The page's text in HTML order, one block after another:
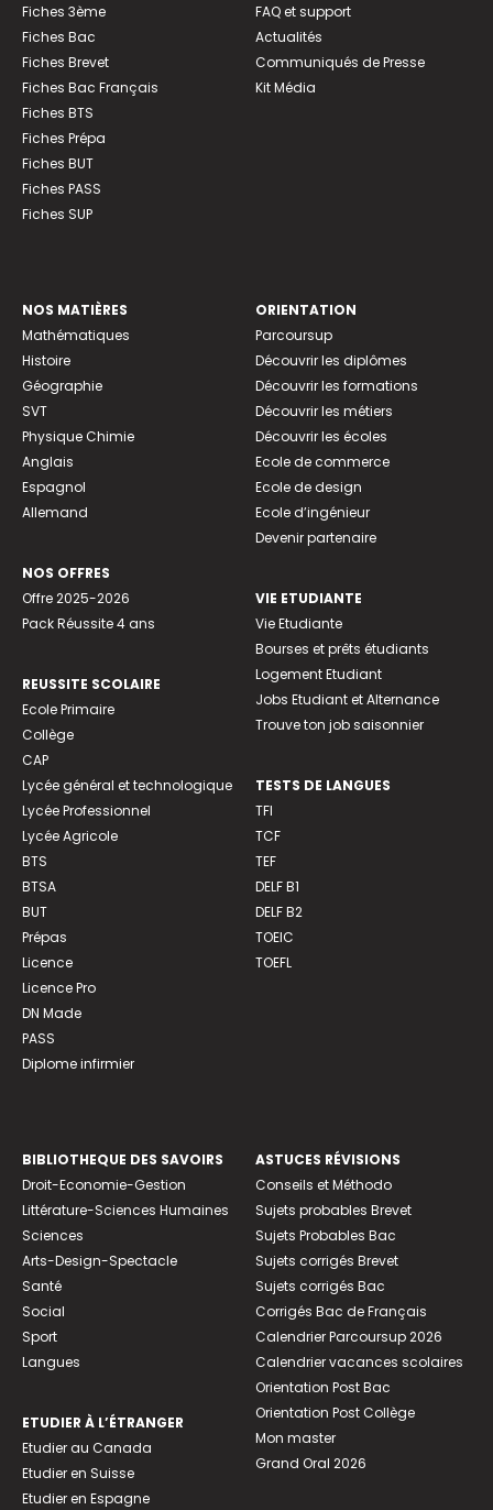
Fiches 3ème
Fiches Bac
Fiches Brevet
Fiches Bac Français
Fiches BTS
Fiches Prépa
Fiches BUT
Fiches PASS
Fiches SUP
FAQ et support
Actualités
Communiqués de Presse
Kit Média
NOS MATIÈRES
Mathématiques
Histoire
Géographie
SVT
Physique Chimie
Anglais
Espagnol
Allemand
NOS OFFRES
Offre 2025-2026
Pack Réussite 4 ans
REUSSITE SCOLAIRE
Ecole Primaire
Collège
CAP
Lycée général et technologique
Lycée Professionnel
Lycée Agricole
BTS
BTSA
BUT
Prépas
Licence
Licence Pro
DN Made
PASS
Diplome infirmier
ORIENTATION
Parcoursup
Découvrir les diplômes
Découvrir les formations
Découvrir les métiers
Découvrir les écoles
Ecole de commerce
Ecole de design
Ecole d’ingénieur
Devenir partenaire
VIE ETUDIANTE
Vie Etudiante
Bourses et prêts étudiants
Logement Etudiant
Jobs Etudiant et Alternance
Trouve ton job saisonnier
TESTS DE LANGUES
TFI
TCF
TEF
DELF B1
DELF B2
TOEIC
TOEFL
BIBLIOTHEQUE DES SAVOIRS
Droit-Economie-Gestion
Littérature-Sciences Humaines
Sciences
Arts-Design-Spectacle
Santé
Social
Sport
Langues
ETUDIER À L’ÉTRANGER
Etudier au Canada
Etudier en Suisse
Etudier en Espagne
ASTUCES RÉVISIONS
Conseils et Méthodo
Sujets probables Brevet
Sujets Probables Bac
Sujets corrigés Brevet
Sujets corrigés Bac
Corrigés Bac de Français
Calendrier Parcoursup 2026
Calendrier vacances scolaires
Orientation Post Bac
Orientation Post Collège
Mon master
Grand Oral 2026